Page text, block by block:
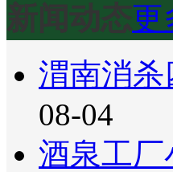
新闻动态更
渭南消
08-04
酒泉工